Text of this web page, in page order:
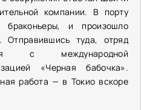
компании. В порту
браконьеры, и произошло
Отправившись туда, отряд
с международной
«Черная бабочка».
работа — в Токио вскоре